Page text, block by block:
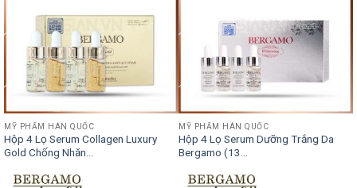
MỸ PHẨM HÀN QUỐC
Hộp 4 Lọ Serum Collagen Luxury
Gold Chống Nhăn...
MỸ PHẨM HÀN QUỐC
Hộp 4 Lọ Serum Dưỡng Trắng Da
Bergamo (13...